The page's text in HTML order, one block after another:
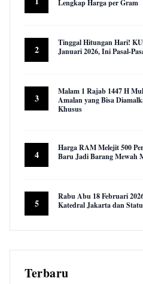
Lengkap Harga per Gram
2
Tinggal Hitungan Hari!
Januari 2026, Ini Pasal-
3
Malam 1 Rajab 1447 H
Amalan yang Bisa
Khusus
4
Harga RAM Melejit 500
Baru Jadi Barang Mewah
5
Rabu Abu 18 Februari
Katedral Jakarta dan
Terbaru